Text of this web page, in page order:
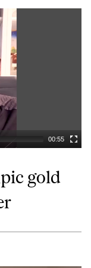
00:55
gold